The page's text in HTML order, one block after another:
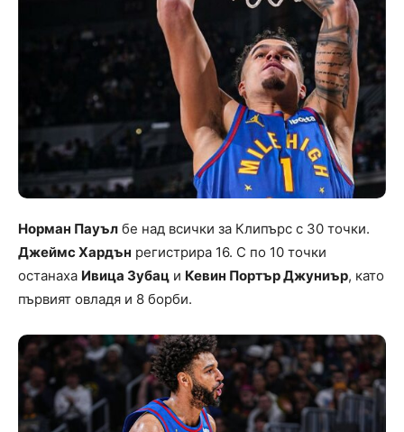
Норман Пауъл бе над всички за Клипърс с 30 точки.
Джеймс Хардън регистрира 16. С по 10 точки
останаха Ивица Зубац и Кевин Портър Джуниър, като
първият овладя и 8 борби.